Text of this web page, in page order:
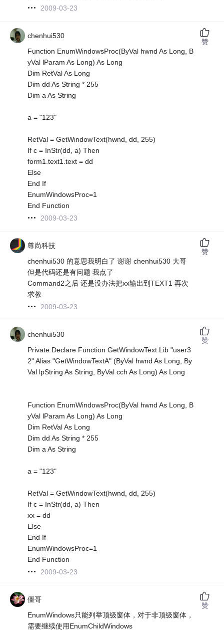
2009-03-23
chenhui530
Function EnumWindowsProc(ByVal hwnd As Long, B
yVal lParam As Long) As Long
Dim RetVal As Long
Dim dd As String * 255
Dim a As String
a = "123"
RetVal = GetWindowText(hwnd, dd, 255)
If c = InStr(dd, a) Then
form1.text1.text = dd
Else
End If
EnumWindowsProc=1
End Function
2009-03-23
赞
尊尚科技
chenhui530 的意思我明白了 谢谢 chenhui530 大哥
但是代码还是有问题 我点了
Command2之后 还是没办法把xx输出到TEXT1 再次
求教
2009-03-23
赞
chenhui530
Private Declare Function GetWindowText Lib "user3
2" Alias "GetWindowTextA" (ByVal hwnd As Long, By
Val lpString As String, ByVal cch As Long) As Long
Function EnumWindowsProc(ByVal hwnd As Long, B
yVal lParam As Long) As Long
Dim RetVal As Long
Dim dd As String * 255
Dim a As String
a = "123"
RetVal = GetWindowText(hwnd, dd, 255)
If c = InStr(dd, a) Then
xx = dd
Else
End If
EnumWindowsProc=1
End Function
2009-03-23
赞
僵哥
EnumWindows只能列举顶级窗体，对于非顶级窗体，
需要继续使用EnumChildWindows
赞